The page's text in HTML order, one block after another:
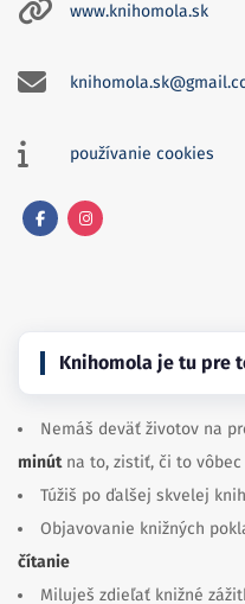
www.knihomola.sk
používanie cookies
Knihomola je tu pre
Nemáš deväť životov na
minútna to, zistiť, či to vôbec
Túžiš po ďalšej skvelej
Objavovanie knižných
čítanie
Miluješ zdieľať knižné